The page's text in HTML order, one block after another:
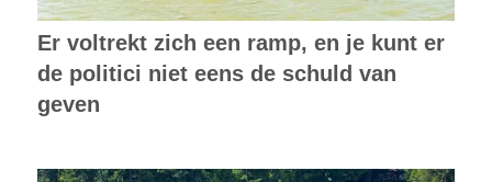
Er voltrekt zich een ramp, en je kunt er
de politici niet eens de schuld van
geven